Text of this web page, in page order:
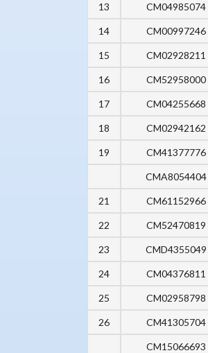
13 CM04985074
14 CM00997246
15 CM02928211
16 CM52958000
17 CM04255668
18 CM02942162
19 CM41377776
CMA8054404
21 CM61152966
22 CM52470819
23 CMD4355049
24 CM04376811
25 CM02958798
26 CM41305704
CM15066693